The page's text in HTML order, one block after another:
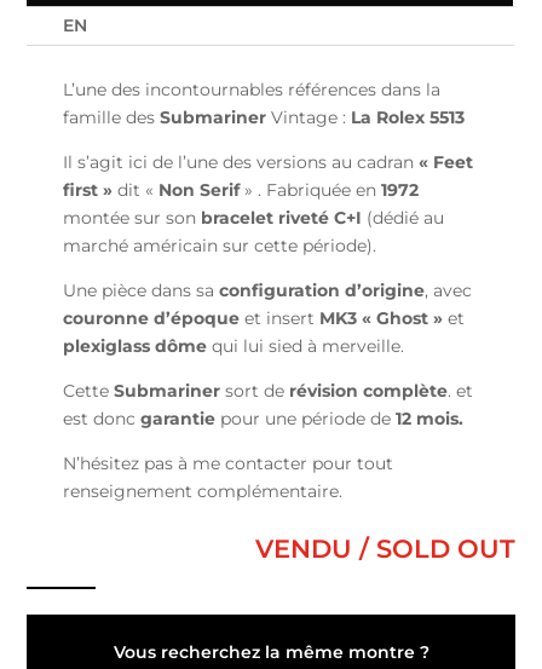
EN
L’une des incontournables références dans la
famille desSubmariner Vintage : La Rolex 5513
Il s’agit ici de l’une des versions au cadran« Feet
first » dit « Non Serif» . Fabriquée en1972
montée sur son bracelet riveté C+I (dédié au
marché américain sur cette période).
Une pièce dans saconfiguration d’origine, avec
couronne d’époque et insert MK3 « Ghost » et
plexiglass dôme qui lui sied à merveille.
CetteSubmariner sort de révision complète. et
est doncgarantie pour une période de12 mois.
N’hésitez pas à me contacter pour tout
renseignement complémentaire.
VENDU / SOLD OUT
Vous recherchez la même montre ?